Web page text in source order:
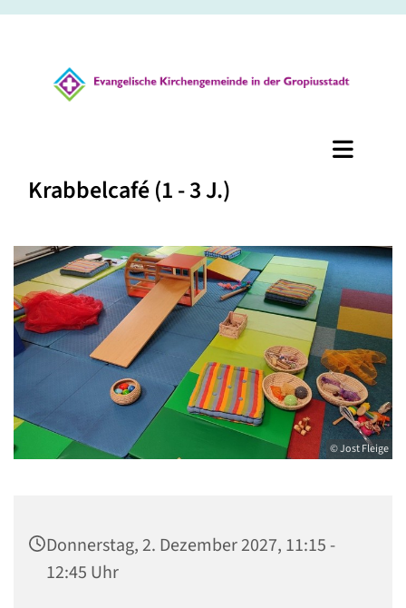
Krabbelcafé (1 - 3 J.)
© Jost Fleige
Donnerstag, 2. Dezember 2027, 11:15 -
12:45 Uhr